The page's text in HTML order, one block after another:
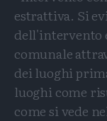
estrattiva. Si
dell'intervento
comunale
dei luoghi
luoghi come
come si vede